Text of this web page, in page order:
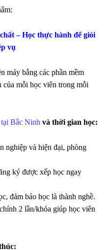
– Học thực hành để giỏi
vụ
máy bằng các phần mềm
của mỗi học viên trong mỗi
Bắc Ninh và thời gian học:
nghiệp và hiện đại, phòng
ký được xếp học ngay
đảm bảo học là thành nghề.
2 lần/khóa giúp học viên